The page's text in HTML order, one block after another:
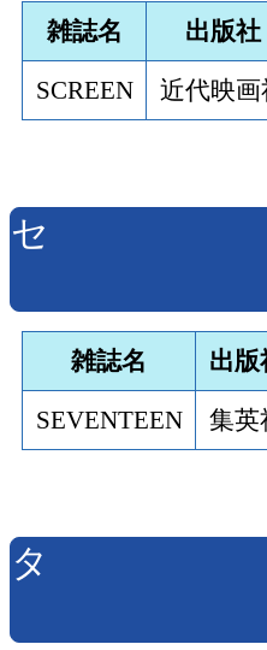
雑誌名 出版社
SCREEN 近代映画
セ
雑誌名 出版
SEVENTEEN 集英
タ